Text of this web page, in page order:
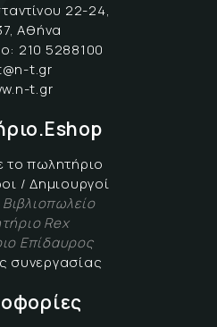
22-24,
Αθήνα
210 5288100
t.gr
t.gr
το πωλητήριο
/ Δημιουργοί
Rex
Επίδαυρος
συνεργασίας